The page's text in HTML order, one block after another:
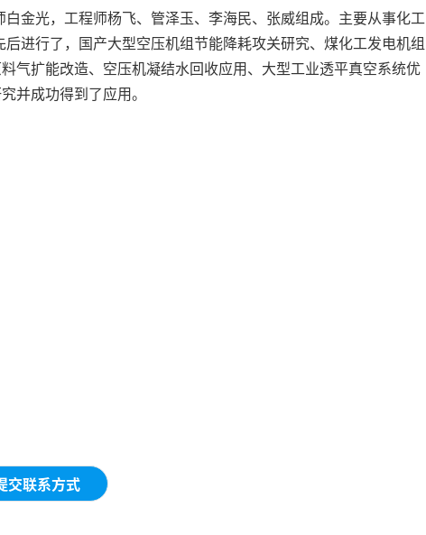
金光，工程师杨飞、管泽玉、李海民、张威组成。主要从事化工
进行了，国产大型空压机组节能降耗攻关研究、煤化工发电机组
气扩能改造、空压机凝结水回收应用、大型工业透平真空系统优
并成功得到了应用。
交联系方式